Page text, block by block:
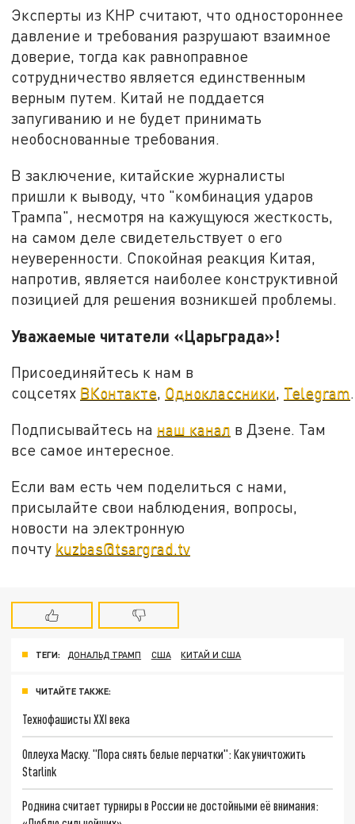
Эксперты из КНР считают, что одностороннее
давление и требования разрушают взаимное
доверие, тогда как равноправное
сотрудничество является единственным
верным путем. Китай не поддается
запугиванию и не будет принимать
необоснованные требования.
В заключение, китайские журналисты
пришли к выводу, что "комбинация ударов
Трампа", несмотря на кажущуюся жесткость,
на самом деле свидетельствует о его
неуверенности. Спокойная реакция Китая,
напротив, является наиболее конструктивной
позицией для решения возникшей проблемы.
Уважаемые читатели «Царьграда»!
Присоединяйтесь к нам в
соцсетях ВКонтакте, Одноклассники, Telegram.
Подписывайтесь на наш канал в Дзене. Там
все самое интересное.
Если вам есть чем поделиться с нами,
присылайте свои наблюдения, вопросы,
новости на электронную
почту kuzbas@tsargrad.tv
ТЕГИ: ДОНАЛЬД ТРАМП США КИТАЙ И США
ЧИТАЙТЕ ТАКЖЕ:
Технофашисты XXI века
Оплеуха Маску. "Пора снять белые перчатки": Как уничтожить
Starlink
Роднина считает турниры в России не достойными её внимания: